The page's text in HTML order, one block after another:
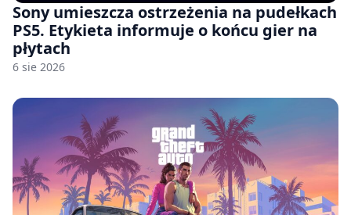
Sony umieszcza ostrzeżenia na pudełkach
PS5. Etykieta informuje o końcu gier na
płytach
6 sie 2026